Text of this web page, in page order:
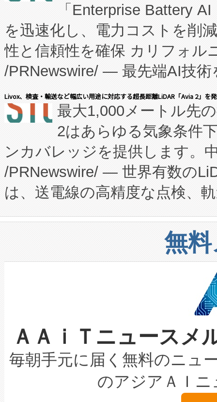
たNeXは、バイオ医薬品製造
従来のフェッドバッチ施設の
に、患者やサプライチェーン
キー方式で拡張性が高く、持
す。FCCM‑を活用した現地生
患者にとっての費用負担を大
のアクセスを大幅に拡大する
Fully-Connected Continuous
プログラムには、施設設計・
に関する技術移転および知的
構造化トレーニングカリキュ
上げおよび商用化段階におけ
設備整備および立ち上げ調整
加組織は、Enzeneのバイオ
選定された製品について、自
取得できる可能性もあります
設には、3億～4億ドルかか
最高経営責任者（CEO）であ
す。「当社のfully-connected
ームを利用すれば、6,000万
「Enterprise Battery
を迅速化し、電力コストを削
性と信頼性を確保 カリフォル
/PRNewswire/ — 最先端AI技術
会社エーアイ・アンド：本社
President原信平）と、エンタ
ードするVoltaiqは、日本にあ
ーエネルギー貯蔵システム（
た。 Voltaiq独自のAI搭載プラ
定、統合、導入、運用に至る
安全性を追跡し、確保する事
増加しているデータセンター
る電力網に大きな負担をかけ
事業者の負担軽減という課題
系統連系を迅速にし、ピーク
限を超えて利用可能な電力容
持できるよう貢献します。こ
ービスレベル契約（SLA）違
テリー性能の劣化によるダウ
念は、現在データセンターが
Livox、検査・輸送など幅広い用途に対応する超長距離LiDAR「Avia 2」を
最大1,000メートル先
2はあらゆる気象条件
ンカバレッジを提供します。
/PRNewswire/ — 世界有数の
は、送電線の高精度な点検、
や穀物倉庫におけるバルク材
リューション「Avia 2」を発
したAvia 2は、1,000メート
狭視野のFOVを切り替えるこ
ケーブル、枝などの細かな対
なレーザースポットにより、
な環境下でも豊かなディテー
キロメートル範囲を検出
LiDAR for Inspections,
は1535 nmレーザーを搭載。
無
ＡＡｉＴニュース
毎朝手元に届く無料のニュ
のアジアＡＩ